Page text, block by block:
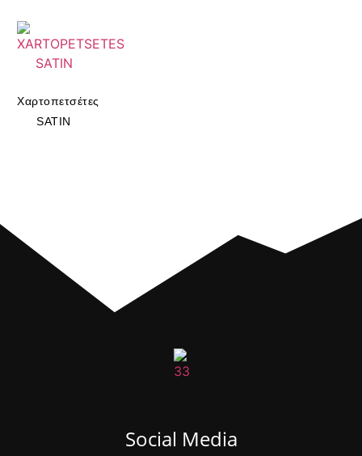
Χαρτοπετσέτες
SATIN
Social Media